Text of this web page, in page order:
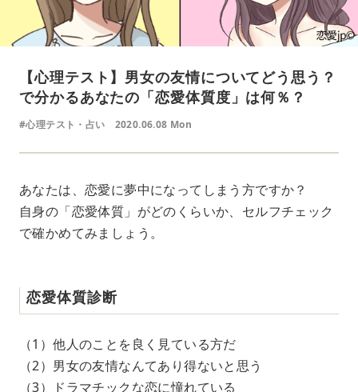
【心理テスト】男女の友情についてどう思う？
で分かるあなたの「恋愛体質度」は何％？
#心理テスト・占い 2020.06.08 Mon
あなたは、恋愛に夢中になってしまう方ですか？
自身の「恋愛体質」がどのくらいか、セルフチェック
で確かめてみましょう。
恋愛体質診断
（1）他人のことを良く見ている方だ
（2）男女の友情なんてあり得ないと思う
（3）ドラマチックな恋に憧れている